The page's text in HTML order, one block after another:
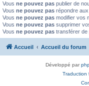
Vous ne pouvez pas publier de
Vous ne pouvez pas répondre
Vous ne pouvez pas modifier vos
Vous ne pouvez pas supprimer
Vous ne pouvez pas transférer de
Accueil Accueil du forum
Développé par
Traduction